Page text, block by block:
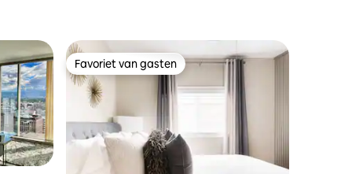
Favoriet van gasten
Favoriet van gasten